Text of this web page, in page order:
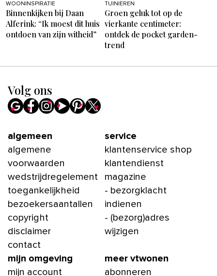
WOONINSPIRATIE
Binnenkijken bij Daan
Alferink: “Ik moest dit huis
ontdoen van zijn witheid”
TUINIEREN
Groen geluk tot op de
vierkante centimeter:
ontdek de pocket garden-
trend
Volg ons
algemeen
algemene
voorwaarden
wedstrijdregelement
toegankelijkheid
bezoekersaantallen
copyright
disclaimer
contact
service
klantenservice shop
klantendienst
magazine
- bezorgklacht
indienen
- (bezorg)adres
wijzigen
mijn omgeving
mijn account
meer vtwonen
abonneren